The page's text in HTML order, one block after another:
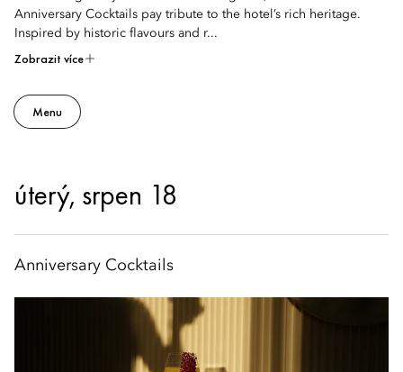
Anniversary Cocktails pay tribute to the hotel’s rich heritage.
Inspired by historic flavours and r...
Zobrazit více
Menu
úterý, srpen 18
Anniversary Cocktails